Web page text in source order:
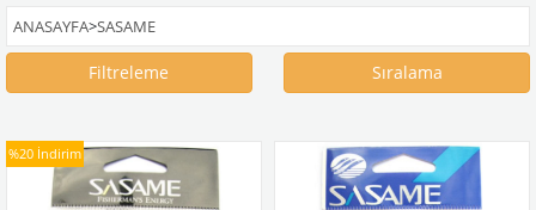
ANASAYFA>SASAME
Filtreleme Sıralama
%20 İndirim